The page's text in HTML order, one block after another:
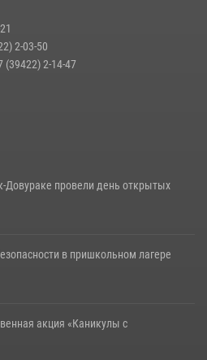
Росгвардии за
конфликтной ситуации
2-03-50
(39422) 2-14-47
Довураке провели день открытых
в пришкольном лагере
акция «Каникулы с